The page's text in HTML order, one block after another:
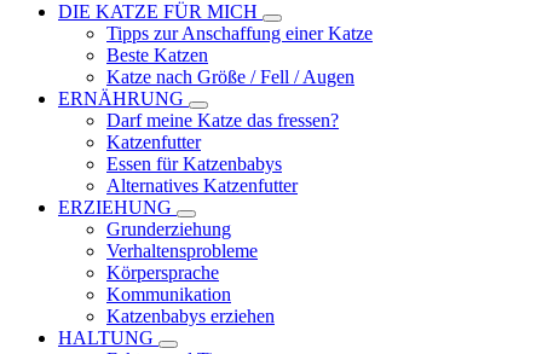
DIE KATZE FÜR MICH
Tipps zur Anschaffung einer Katze
Beste Katzen
Katze nach Größe / Fell / Augen
ERNÄHRUNG
Darf meine Katze das fressen?
Katzenfutter
Essen für Katzenbabys
Alternatives Katzenfutter
ERZIEHUNG
Grunderziehung
Verhaltensprobleme
Körpersprache
Kommunikation
Katzenbabys erziehen
HALTUNG